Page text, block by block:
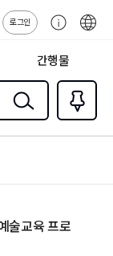
로그인
센
간행물
검색
즐겨찾
기0
술교육 프로